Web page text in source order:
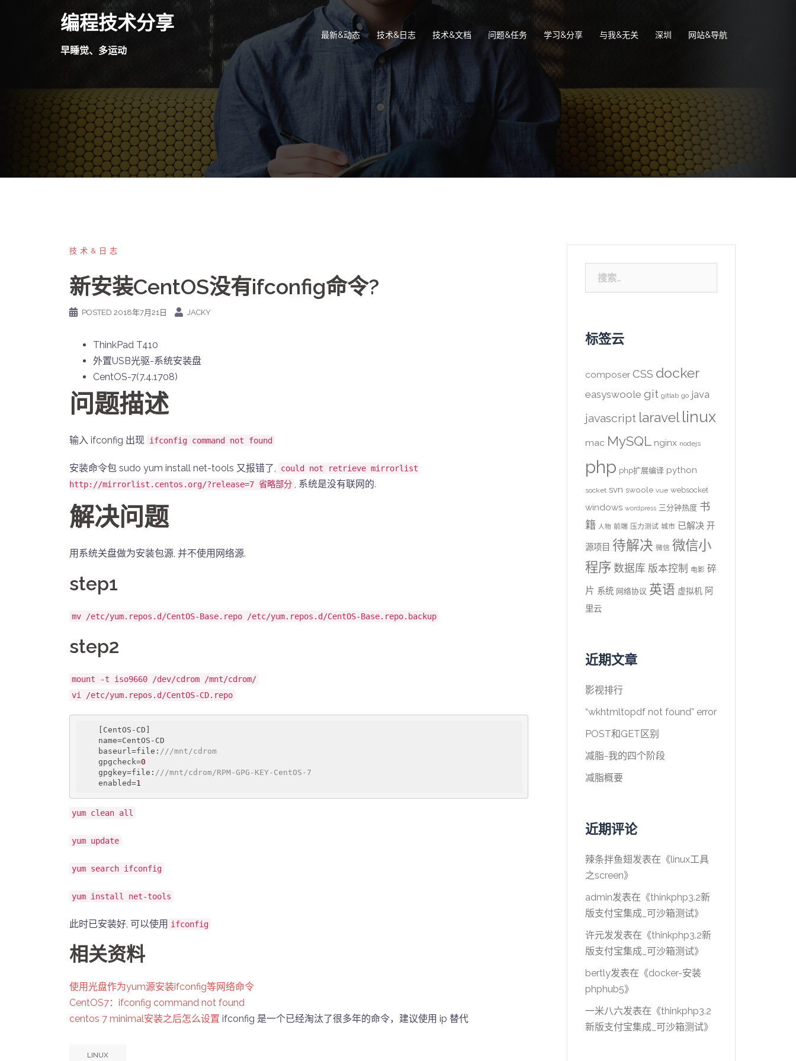
编程技术分享
早睡觉、多运动
最新&动态 技术&日志 技术&文档 问题&任务 学习&分享 与我&无关 深圳 网站&导航
技术&日志
新安装CentOS没有ifconfig命令?
POSTED 2018年7月21日 JACKY
ThinkPad T410
外置USB光驱-系统安装盘
CentOS-7(7.4.1708)
问题描述
输入 ifconfig 出现 ifconfig command not found
安装命令包 sudo yum install net-tools 又报错了,
could not retrieve mirrorlist
http://mirrorlist.centos.org/?release=7 省略部分 , 系统是没有联网的.
解决问题
用系统关盘做为安装包源, 并不使用网络源.
step1
mv /etc/yum.repos.d/CentOS-Base.repo /etc/yum.repos.d/CentOS-Base.repo.backup
step2
mount -t iso9660 /dev/cdrom /mnt/cdrom/
vi /etc/yum.repos.d/CentOS-CD.repo
    baseurl=file:
///mnt/cdrom
    gpgcheck=
0
    gpgkey=file:
///mnt/cdrom/RPM-GPG-KEY-CentOS-7
    enabled=
1
yum clean all
yum update
yum search ifconfig
yum install net-tools
此时已安装好, 可以使用 ifconfig
相关资料
使用光盘作为yum源安装ifconfig等网络命令
CentOS7：ifconfig command not found
centos 7 minimal安装之后怎么设置 ifconfig 是一个已经淘汰了很多年的命令，建议使用 ip 替代
LINUX
索：
标签云
composer CSS docker
easyswoole git gitlab go java
javascript laravel linux
mac MySQL nginx nodejs
php php扩展编译 python
socket svn swoole vue websocket
windows wordpress 三分钟热度 书
籍 人物 前端 压力测试 城市 已解决 开
源项目 待解决 微信 微信小
程序 数据库 版本控制 电影 碎
片 系统 网络协议 英语 虚拟机 阿
里云
近期文章
影视排行
“wkhtmltopdf not found” error
POST和GET区别
减脂-我的四个阶段
减脂概要
近期评论
辣条拌鱼翅发表在《linux工具
之screen》
admin发表在《thinkphp3.2新
版支付宝集成_可沙箱测试》
许元发发表在《thinkphp3.2新
版支付宝集成_可沙箱测试》
bertly发表在《docker-安装
phphub5》
一米八六发表在《thinkphp3.2
新版支付宝集成_可沙箱测试》